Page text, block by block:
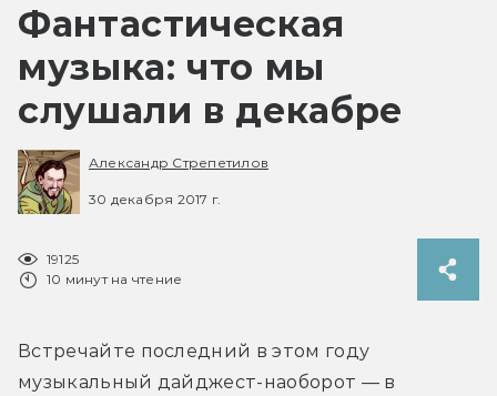
Фантастическая
музыка: что мы
слушали в декабре
Александр Стрепетилов
30 декабря 2017 г.
19125
10 минут на чтение
Встречайте последний в этом году
музыкальный дайджест-наоборот — в